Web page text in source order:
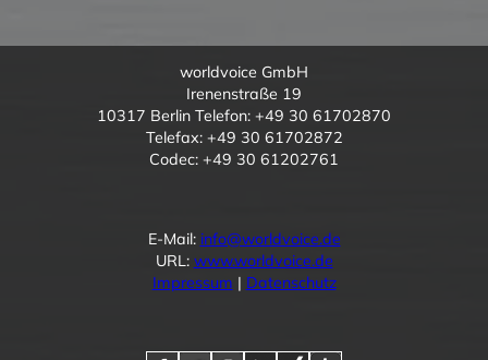
worldvoice GmbH
Irenenstraße 19
10317 Berlin Telefon: +49 30 61702870
Telefax: +49 30 61702872
Codec: +49 30 61202761
E-Mail: info@worldvoice.de
URL: www.worldvoice.de
Impressum | Datenschutz